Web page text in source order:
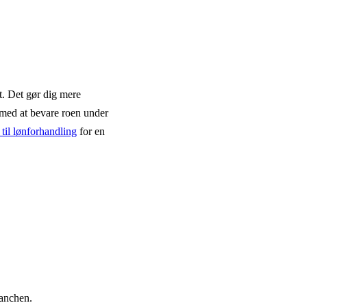
Det gør dig mere
at bevare roen under
til lønforhandlingfor en